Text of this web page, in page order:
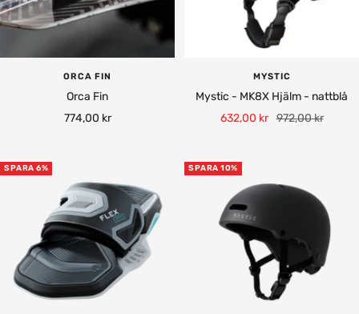
ORCA FIN
Orca Fin
Rea-
774,00 kr
MYSTIC
Mystic - MK8X Hjälm - nattblå
Rea-
632,00 kr Pris
972,00 kr
SPARA 6% SPARA 10%